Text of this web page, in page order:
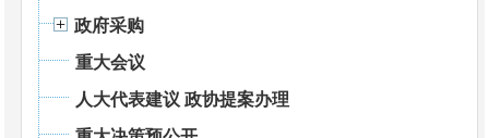
政府采购
重大会议
人大代表建议 政协提案办理